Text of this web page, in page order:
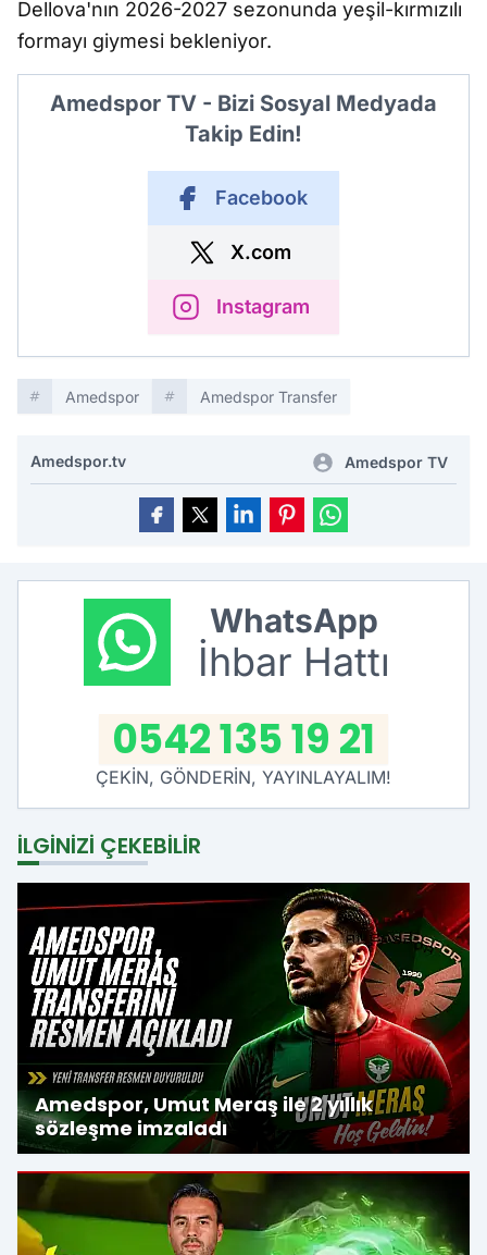
Dellova'nın 2026-2027 sezonunda yeşil-kırmızılı
formayı giymesi bekleniyor.
Amedspor TV - Bizi Sosyal Medyada
Takip Edin!
Facebook
X.com
Instagram
Amedspor Amedspor Transfer
Amedspor.tv Amedspor TV
WhatsApp
İhbar Hattı
0542 135 19 21
ÇEKİN, GÖNDERİN, YAYINLAYALIM!
İLGINIZI ÇEKEBILIR
Amedspor, Umut Meraş ile 2 yıllık
sözleşme imzaladı